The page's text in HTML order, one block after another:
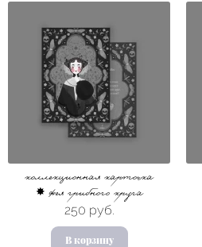
коллекционная карточка
✸ фея грибного круга
250 руб.
В корзину